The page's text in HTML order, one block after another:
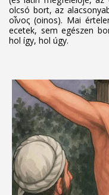
olcsó bort, az
οἶνος (oinos). Mai
ecetek, sem egészen
hol így, hol úgy.